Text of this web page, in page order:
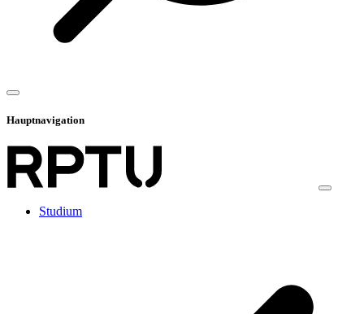
Hauptnavigation
Studium